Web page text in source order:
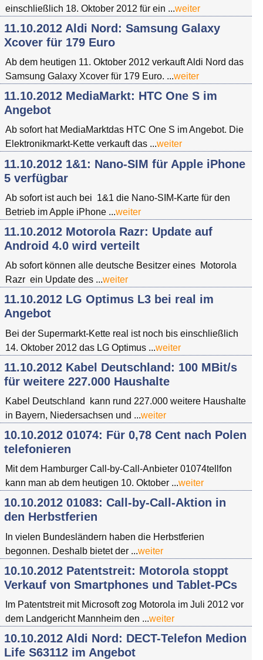
einschließlich 18. Oktober 2012 für ein ...weiter
11.10.2012 Aldi Nord: Samsung Galaxy
Xcover für 179 Euro
Ab dem heutigen 11. Oktober 2012 verkauft Aldi Nord das
Samsung Galaxy Xcover für 179 Euro. ...weiter
11.10.2012 MediaMarkt: HTC One S im
Angebot
Ab sofort hat MediaMarktdas HTC One S im Angebot. Die
Elektronikmarkt-Kette verkauft das ...weiter
11.10.2012 1&1: Nano-SIM für Apple iPhone
5 verfügbar
Ab sofort ist auch bei 1&1 die Nano-SIM-Karte für den
Betrieb im Apple iPhone ...weiter
11.10.2012 Motorola Razr: Update auf
Android 4.0 wird verteilt
Ab sofort können alle deutsche Besitzer eines Motorola
Razr ein Update des ...weiter
11.10.2012 LG Optimus L3 bei real im
Angebot
Bei der Supermarkt-Kette real ist noch bis einschließlich
14. Oktober 2012 das LG Optimus ...weiter
11.10.2012 Kabel Deutschland: 100 MBit/s
für weitere 227.000 Haushalte
Kabel Deutschland kann rund 227.000 weitere Haushalte
in Bayern, Niedersachsen und ...weiter
10.10.2012 01074: Für 0,78 Cent nach Polen
telefonieren
Mit dem Hamburger Call-by-Call-Anbieter 01074tellfon
kann man ab dem heutigen 10. Oktober ...weiter
10.10.2012 01083: Call-by-Call-Aktion in
den Herbstferien
In vielen Bundesländern haben die Herbstferien
begonnen. Deshalb bietet der ...weiter
10.10.2012 Patentstreit: Motorola stoppt
Verkauf von Smartphones und Tablet-PCs
Im Patentstreit mit Microsoft zog Motorola im Juli 2012 vor
dem Landgericht Mannheim den ...weiter
10.10.2012 Aldi Nord: DECT-Telefon Medion
Life S63112 im Angebot